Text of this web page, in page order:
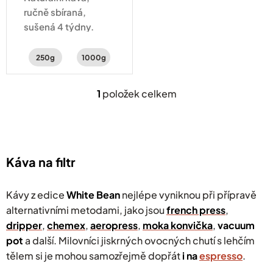
ručně sbíraná,
sušená 4 týdny.
citrusů, čokolády a
250g 1000g
O
p
r
v
k
y
v
ý
1 položek celkem
Káva na filtr
Kávy z ediceWhite Beannejlépe vyniknou při přípravě
alternativními metodami, jako jsoufrench press,
dripper,chemex,aeropress, moka konvička,vacuum
pota další. Milovníci jiskrných ovocných chutí s lehčím
tělem si je mohou samozřejmě dopřáti naespresso.